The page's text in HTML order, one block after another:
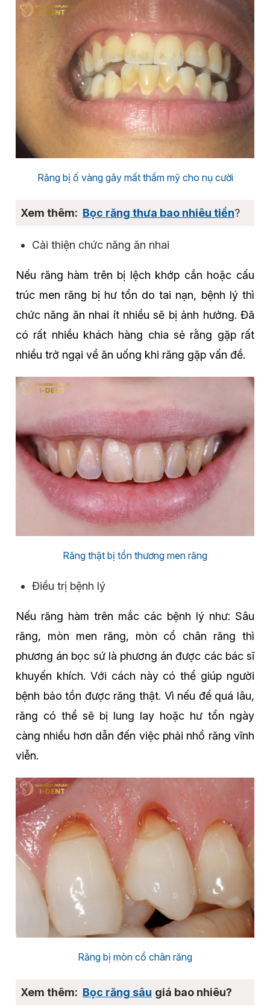
Răng bị ố vàng gây mất thẩm mỹ cho nụ cười
Bọc răng thưa bao nhiêu tiền?
Cải thiện chức năng ăn nhai
Nếu răng hàm trên bị lệch khớp cắn hoặc cấu
trúc men răng bị hư tổn do tai nạn, bệnh lý thì
chức năng ăn nhai ít nhiều sẽ bị ảnh hưởng. Đã
có rất nhiều khách hàng chia sẻ rằng gặp rất
nhiều trở ngại về ăn uống khi răng gặp vấn đề.
Răng thật bị tổn thương men răng
Điều trị bệnh lý
Nếu răng hàm trên mắc các bệnh lý như: Sâu
răng, mòn men răng, mòn cổ chân răng thì
phương án bọc sứ là phương án được các bác sĩ
khuyến khích. Với cách này có thể giúp người
bệnh bảo tồn được răng thật. Vì nếu để quá lâu,
răng có thể sẽ bị lung lay hoặc hư tổn ngày
càng nhiều hơn dẫn đến việc phải nhổ răng vĩnh
viễn.
Răng bị mòn cổ chân răng
Bọc răng sâu giá bao nhiêu?